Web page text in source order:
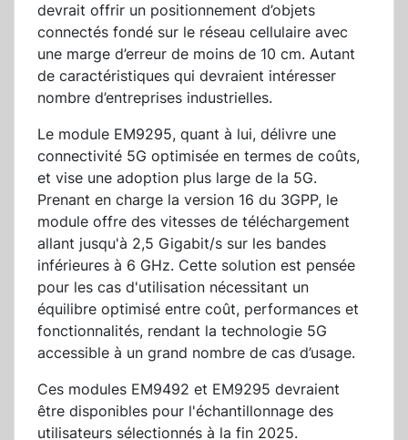
devrait offrir un positionnement d’objets
connectés fondé sur le réseau cellulaire avec
une marge d’erreur de moins de 10 cm. Autant
de caractéristiques qui devraient intéresser
nombre d’entreprises industrielles.
Le module EM9295, quant à lui, délivre une
connectivité 5G optimisée en termes de coûts,
et vise une adoption plus large de la 5G.
Prenant en charge la version 16 du 3GPP, le
module offre des vitesses de téléchargement
allant jusqu'à 2,5 Gigabit/s sur les bandes
inférieures à 6 GHz. Cette solution est pensée
pour les cas d'utilisation nécessitant un
équilibre optimisé entre coût, performances et
fonctionnalités, rendant la technologie 5G
accessible à un grand nombre de cas d’usage.
Ces modules EM9492 et EM9295 devraient
être disponibles pour l'échantillonnage des
utilisateurs sélectionnés à la fin 2025.